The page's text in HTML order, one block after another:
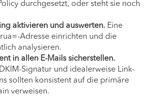
durchgesetzt, oder steht sie noch
aktivieren und auswerten. Eine
Adresse einrichten und die
analysieren.
in allen E-Mails sicherstellen.
Signatur und idealerweise Link-
sollten konsistent auf die primäre
verweisen.